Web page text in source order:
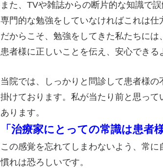
また、TVや雑誌からの断片的な知識で
専門的な勉強をしていなければこれは仕
だからこそ、勉強をしてきた私たちには
患者様に正しいことを伝え、安心できる
当院では、しっかりと問診して患者様
掛けております。私が当たり前と思っ
あります。
「治療家にとっての常識は患者
この感覚を忘れてしまわないよう、常に
慣れは恐ろしいです。